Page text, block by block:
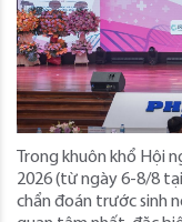
Trong khuôn khổ Hội
2026 (từ ngày 6-8/8
chẩn đoán trước sinh